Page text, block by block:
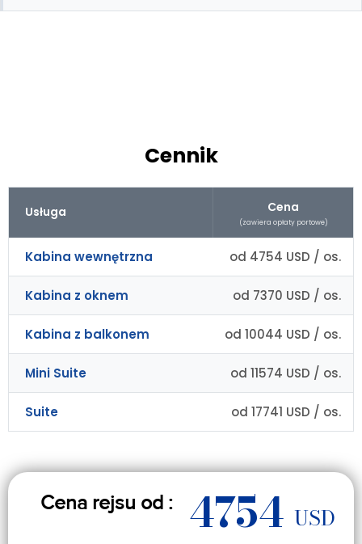
Cennik
Usługa Cena
(zawiera opłaty portowe)
Kabina wewnętrzna od 4754 USD / os.
Kabina z oknem od 7370 USD / os.
Kabina z balkonem od 10044 USD / os.
Mini Suite od 11574 USD / os.
Suite od 17741 USD / os.
Cena rejsu od : 4754 USD